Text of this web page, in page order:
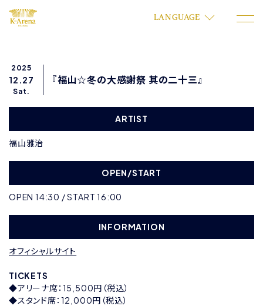
LANGUAGE
2025
12.27
Sat.
『福山☆冬の大感謝祭 其の二十三』
ARTIST
福山雅治
OPEN/START
OPEN 14:30 / START 16:00
INFORMATION
オフィシャルサイト
TICKETS
◆アリーナ席：15,500円（税込）
◆スタンド席：12,000円（税込）